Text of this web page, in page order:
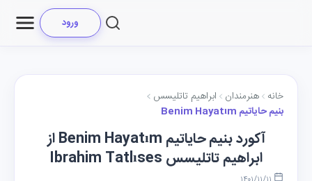
ورود
خانه هنرمندان
ابراهیم تاتلیسس
بنیم حایاتیم Benim Hayatım
آکورد بنیم حایاتیم Benim Hayatım از
ابراهیم تاتلیسس Ibrahim Tatlıses